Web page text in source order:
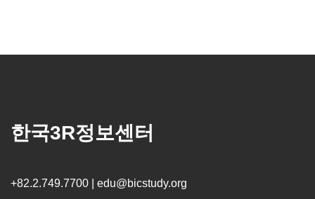
한국3R정보센터
+82.2.749.7700 | edu@bicstudy.org